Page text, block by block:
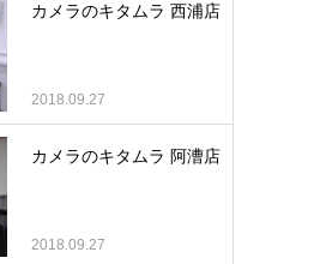
カメラのキタムラ 西浦店
2018.09.27
カメラのキタムラ 阿漕店
2018.09.27